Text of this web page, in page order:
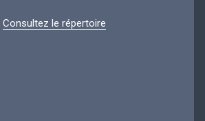
Consultez le répertoire